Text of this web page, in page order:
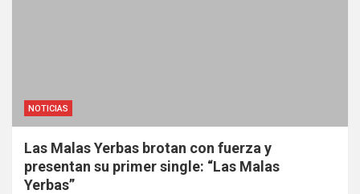
NOTICIAS
Las Malas Yerbas brotan con fuerza y
presentan su primer single: “Las Malas
Yerbas”